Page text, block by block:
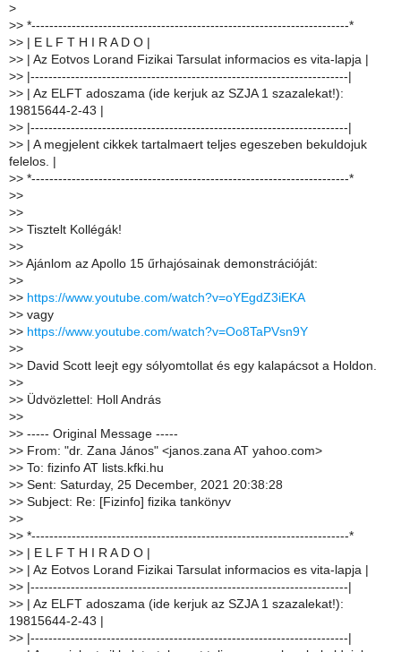
>
>> *-----------------------------------------------------------------------*
>> | E L F T H I R A D O |
>> | Az Eotvos Lorand Fizikai Tarsulat informacios es vita-lapja |
>> |-----------------------------------------------------------------------|
>> | Az ELFT adoszama (ide kerjuk az SZJA 1 szazalekat!):
19815644-2-43 |
>> |-----------------------------------------------------------------------|
>> | A megjelent cikkek tartalmaert teljes egeszeben bekuldojuk
felelos. |
>> *-----------------------------------------------------------------------*
>>
>>
>> Tisztelt Kollégák!
>>
>> Ajánlom az Apollo 15 űrhajósainak demonstrációját:
>>
>> https://www.youtube.com/watch?v=oYEgdZ3iEKA
>> vagy
>> https://www.youtube.com/watch?v=Oo8TaPVsn9Y
>>
>> David Scott leejt egy sólyomtollat és egy kalapácsot a Holdon.
>>
>> Üdvözlettel: Holl András
>>
>> ----- Original Message -----
>> From: "dr. Zana János" <janos.zana AT yahoo.com>
>> To: fizinfo AT lists.kfki.hu
>> Sent: Saturday, 25 December, 2021 20:38:28
>> Subject: Re: [Fizinfo] fizika tankönyv
>>
>> *-----------------------------------------------------------------------*
>> | E L F T H I R A D O |
>> | Az Eotvos Lorand Fizikai Tarsulat informacios es vita-lapja |
>> |-----------------------------------------------------------------------|
>> | Az ELFT adoszama (ide kerjuk az SZJA 1 szazalekat!):
19815644-2-43 |
>> |-----------------------------------------------------------------------|